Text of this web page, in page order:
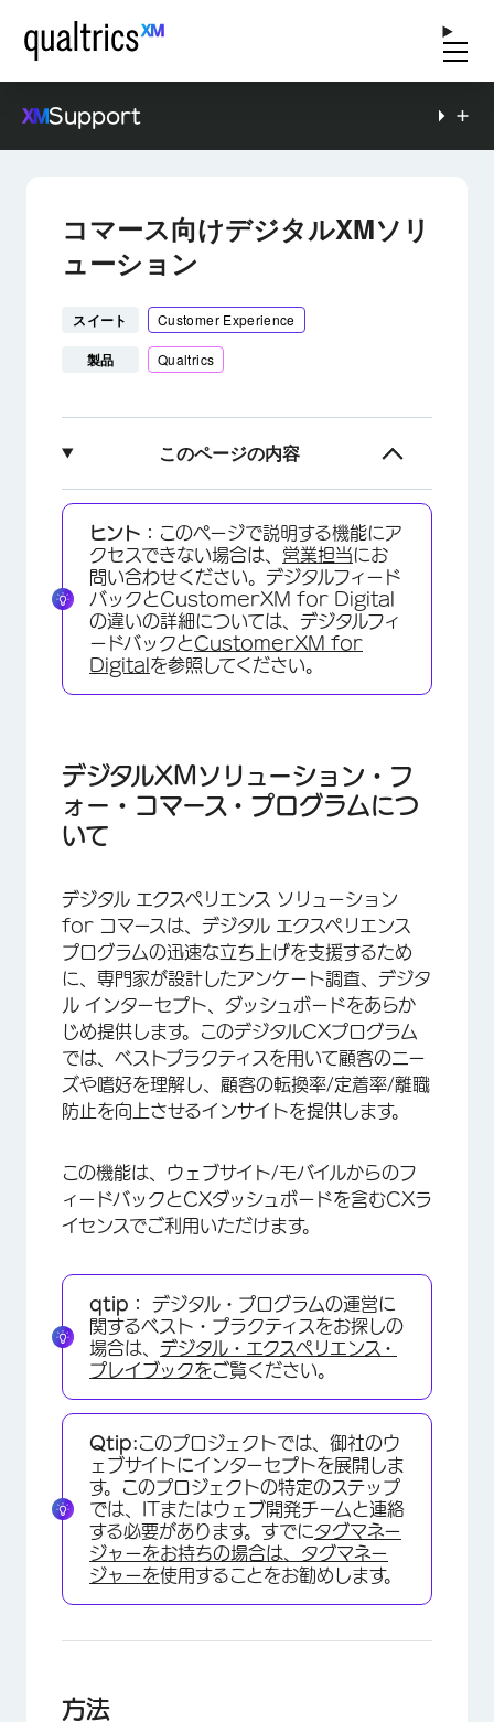
Support
コマース向けデジタルXMソリ
ューション
スイート Customer Experience
製品 Qualtrics
このページの内容
デジタルXMソリューション・フォー・コマース・
プログラムについて
方法
商取引のためのデジタルXMソリューションの構
デジタル・エクスペリエンス・プログラムの管理
デジタルXMソリューションへのフィードバック
クリエイティブの評価と公開
インターセプトの評価、有効化、公開
デプロイメントコード
ダッシュボードの評価と共有
ヒント： このページで説明する機能にア
クセスできない場合は、 営業担当にお
問い合わせください。デジタルフィード
バックとCustomerXM for Digital
の違いの詳細については、デジタルフィ
ードバックとCustomerXM for
Digital を参照してください。
デジタルXMソリューション・フ
ォー・コマース・プログラムにつ
いて
デジタル エクスペリエンス ソリューション
for コマースは、デジタル エクスペリエンス
プログラムの迅速な立ち上げを支援するため
に、専門家が設計したアンケート調査、デジタ
ル インターセプト、ダッシュボードをあらか
じめ提供します。このデジタルCXプログラム
では、ベストプラクティスを用いて顧客のニー
ズや嗜好を理解し、顧客の転換率/定着率/離職
防止を向上させるインサイトを提供します。
この機能は、ウェブサイト/モバイルからのフ
ィードバックとCXダッシュボードを含むCXラ
イセンスでご利用いただけます。
qtip： デジタル・プログラムの運営に
関するベスト・プラクティスをお探しの
場合は、 デジタル・エクスペリエンス・
プレイブックをご覧ください。
Qtip:このプロジェクトでは、御社のウ
ェブサイトにインターセプトを展開しま
す。このプロジェクトの特定のステップ
では、ITまたはウェブ開発チームと連絡
する必要があります。すでにタグマネー
ジャーをお持ちの場合は、タグマネー
ジャーを使用することをお勧めします。
方法